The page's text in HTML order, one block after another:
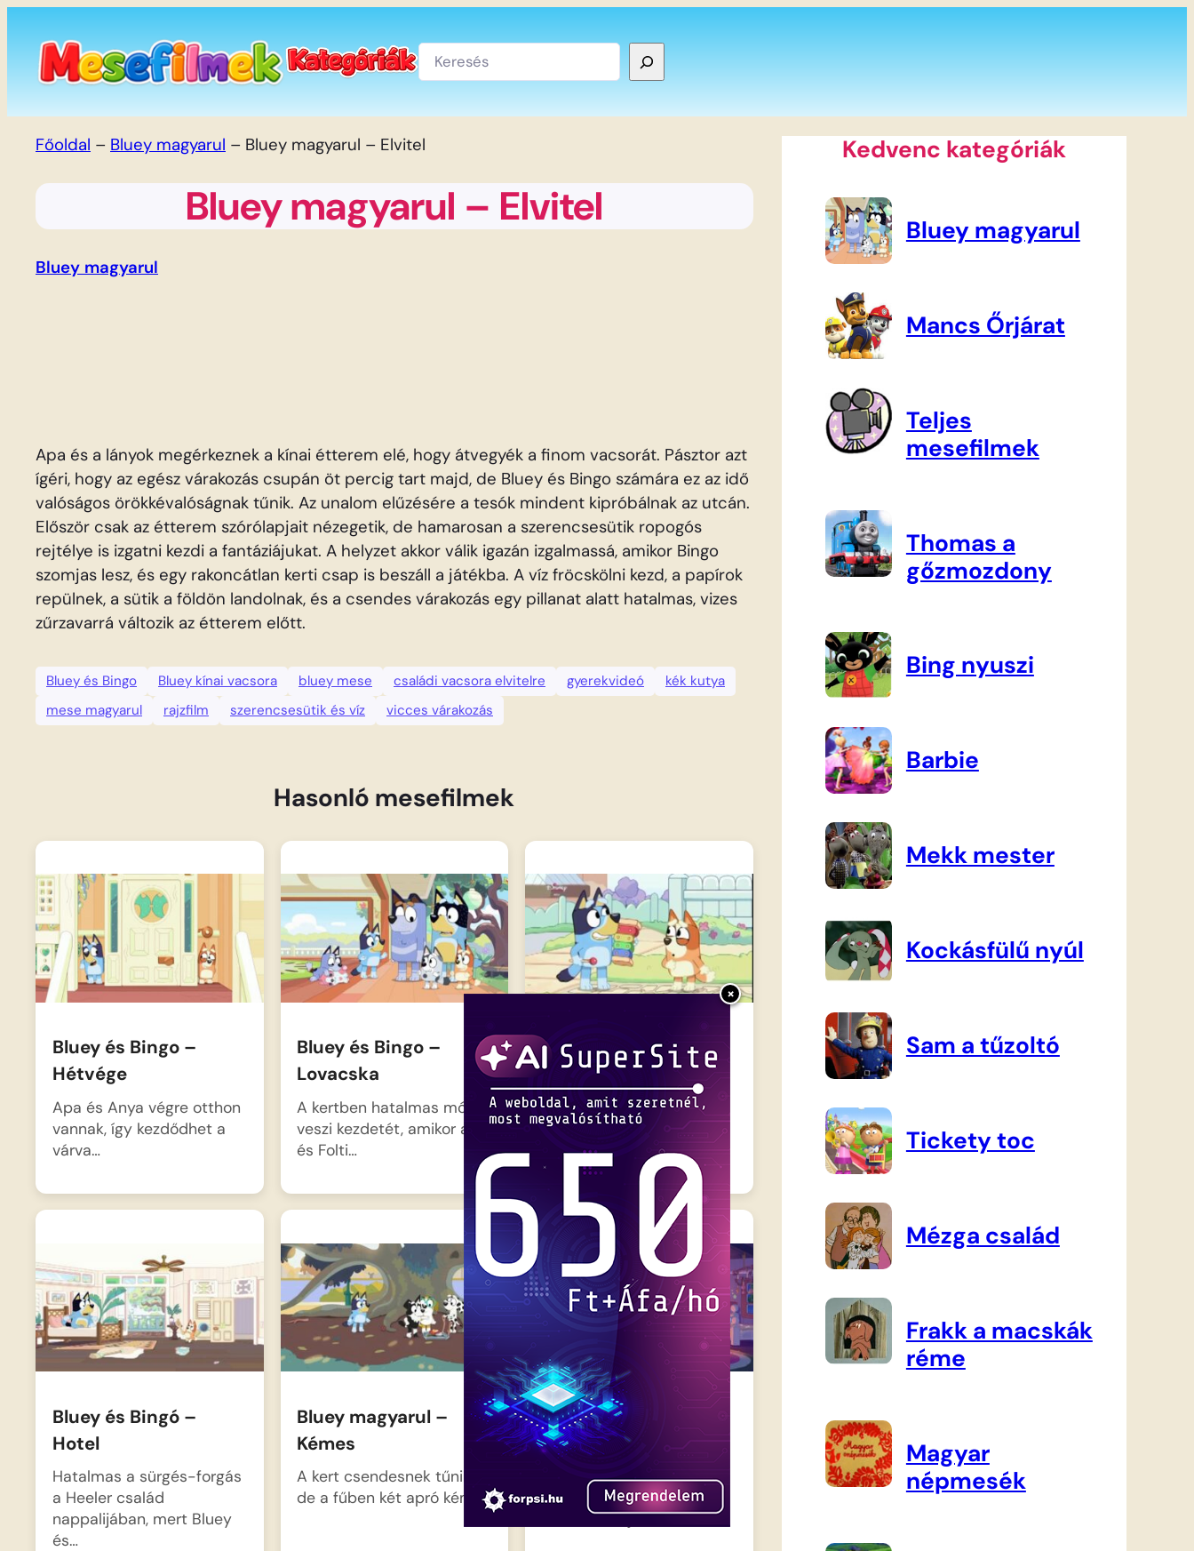
×
tartalomhoz
Keresés
Főoldal – Bluey magyarul – Bluey magyarul – Elvitel
Bluey magyarul – Elvitel
Bluey magyarul
Apa és a lányok megérkeznek a kínai étterem elé, hogy átvegyék a finom vacsorát. Pásztor azt
ígéri, hogy az egész várakozás csupán öt percig tart majd, de Bluey és Bingo számára ez az idő
valóságos örökkévalóságnak tűnik. Az unalom elűzésére a tesók mindent kipróbálnak az utcán.
Először csak az étterem szórólapjait nézegetik, de hamarosan a szerencsesütik ropogós
rejtélye is izgatni kezdi a fantáziájukat. A helyzet akkor válik igazán izgalmassá, amikor Bingo
szomjas lesz, és egy rakoncátlan kerti csap is beszáll a játékba. A víz fröcskölni kezd, a papírok
repülnek, a sütik a földön landolnak, és a csendes várakozás egy pillanat alatt hatalmas, vizes
zűrzavarrá változik az étterem előtt.
Bluey és Bingo Bluey kínai vacsora bluey mese családi vacsora elvitelre gyerekvideó
kék kutya
mese magyarul
rajzfilm szerencsesütik és víz vicces várakozás
Hasonló mesefilmek
Bluey és Bingo –
Hétvége
Apa és Anya végre otthon
vannak, így kezdődhet a
várva…
Bluey és Bingo –
Lovacska
A kertben hatalmas móka
veszi kezdetét, amikor apa
és Folti…
Bluey magyarul –
Varázsxilofon
Ez a történet egy
különleges hangszerről
szól, ami nem csak…
Bluey és Bingó –
Hotel
Hatalmas a sürgés-forgás
a Heeler család
nappalijában, mert Bluey
és…
Bluey magyarul –
Kémes
A kert csendesnek tűnik,
de a fűben két apró kém…
Bluey és Bingo –
Denevérek
Este van, és a Heeler
családban elérkezett a
lefekvés ideje,…
Kedvenc kategóriák
Bluey magyarul
Mancs Őrjárat
Teljes
mesefilmek
Thomas a
gőzmozdony
Bing nyuszi
Barbie
Mekk mester
Kockásfülű nyúl
Sam a tűzoltó
Tickety toc
Mézga család
Frakk a macskák
réme
Magyar
népmesék